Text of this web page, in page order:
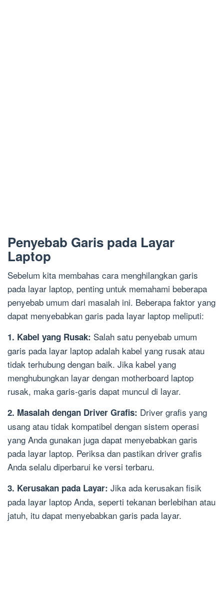
Penyebab Garis pada Layar
Laptop
Sebelum kita membahas cara menghilangkan garis
pada layar laptop, penting untuk memahami beberapa
penyebab umum dari masalah ini. Beberapa faktor yang
dapat menyebabkan garis pada layar laptop meliputi:
1. Kabel yang Rusak: Salah satu penyebab umum
garis pada layar laptop adalah kabel yang rusak atau
tidak terhubung dengan baik. Jika kabel yang
menghubungkan layar dengan motherboard laptop
rusak, maka garis-garis dapat muncul di layar.
2. Masalah dengan Driver Grafis: Driver grafis yang
usang atau tidak kompatibel dengan sistem operasi
yang Anda gunakan juga dapat menyebabkan garis
pada layar laptop. Periksa dan pastikan driver grafis
Anda selalu diperbarui ke versi terbaru.
3. Kerusakan pada Layar: Jika ada kerusakan fisik
pada layar laptop Anda, seperti tekanan berlebihan atau
jatuh, itu dapat menyebabkan garis pada layar.